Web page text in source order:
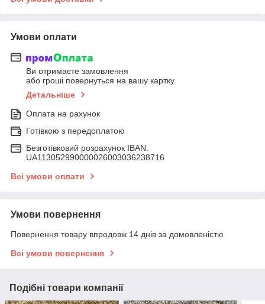
Умови оплати
Ви отримаєте замовлення
або гроші повернуться на вашу картку
Детальніше
Оплата на рахунок
Готівкою з передоплатою
Безготівковий розрахунок IBAN:
UA113052990000026003036238716
Всі умови оплати
Умови повернення
Повернення товару впродовж 14 днів за домовленістю
Всі умови повернення
Подібні товари компанії